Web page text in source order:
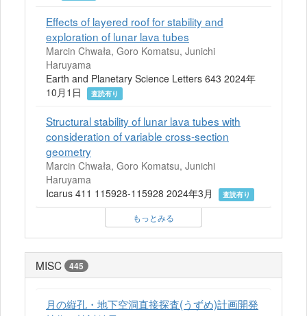
Effects of layered roof for stability and
exploration of lunar lava tubes
Marcin Chwała, Goro Komatsu, Junichi
Haruyama
Earth and Planetary Science Letters 643 2024年
10月1日
査読有り
Structural stability of lunar lava tubes with
consideration of variable cross-section
geometry
Marcin Chwała, Goro Komatsu, Junichi
Haruyama
Icarus 411 115928-115928 2024年3月
査読有り
もっとみる
MISC 445
月の縦孔・地下空洞直接探査(うずめ)計画開発